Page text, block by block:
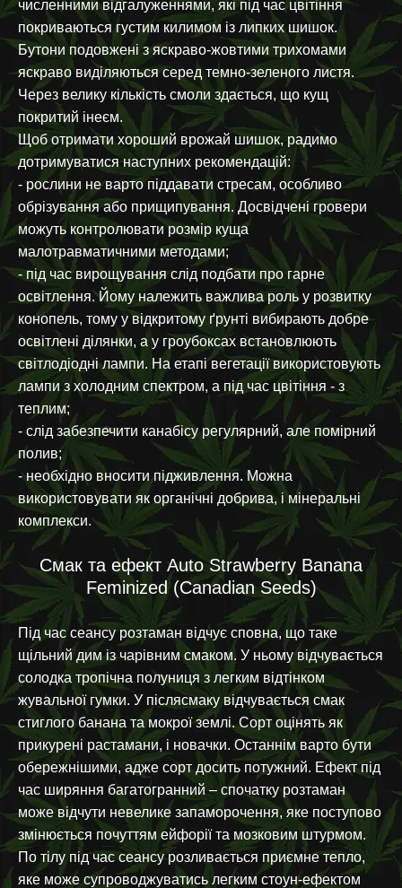
численними відгалуженнями, які під час цвітіння
покриваються густим килимом із липких шишок.
Бутони подовжені з яскраво-жовтими трихомами
яскраво виділяються серед темно-зеленого листя.
Через велику кількість смоли здається, що кущ
покритий інеєм.
Щоб отримати хороший врожай шишок, радимо
дотримуватися наступних рекомендацій:
- рослини не варто піддавати стресам, особливо
обрізування або прищипування. Досвідчені гровери
можуть контролювати розмір куща
малотравматичними методами;
- під час вирощування слід подбати про гарне
освітлення. Йому належить важлива роль у розвитку
конопель, тому у відкритому ґрунті вибирають добре
освітлені ділянки, а у гроубоксах встановлюють
світлодіодні лампи. На етапі вегетації використовують
лампи з холодним спектром, а під час цвітіння - з
теплим;
- слід забезпечити канабісу регулярний, але помірний
полив;
- необхідно вносити підживлення. Можна
використовувати як органічні добрива, і мінеральні
комплекси.
Смак та ефект Auto Strawberry Banana
Feminized (Canadian Seeds)
Під час сеансу розтаман відчує сповна, що таке
щільний дим із чарівним смаком. У ньому відчувається
солодка тропічна полуниця з легким відтінком
жувальної гумки. У післясмаку відчувається смак
стиглого банана та мокрої землі. Сорт оцінять як
прикурені растамани, і новачки. Останнім варто бути
обережнішими, адже сорт досить потужний. Ефект під
час ширяння багатогранний – спочатку розтаман
може відчути невелике запаморочення, яке поступово
змінюється почуттям ейфорії та мозковим штурмом.
По тілу під час сеансу розливається приємне тепло,
яке може супроводжуватись легким стоун-ефектом